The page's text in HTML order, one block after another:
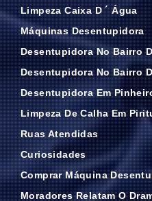
Limpeza Caixa D ´ Água
Máquinas Desentupidora
Desentupidora No Bairro
Desentupidora No Bairro
Desentupidora Em
Limpeza De Calha Em
Ruas Atendidas
Curiosidades
Comprar Máquina
Moradores Relatam O